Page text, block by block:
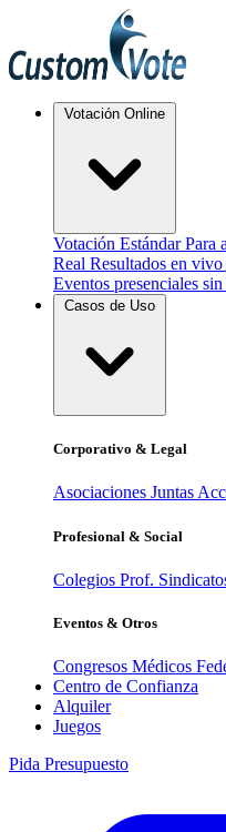
Votación Online
Votación Estándar Para
Real Resultados en
Eventos presenciales
Casos de Uso
Corporativo & Legal
Asociaciones Juntas
Profesional & Social
Colegios Prof.
Eventos & Otros
Congresos Médicos
Centro de Confianza
Alquiler
Juegos
Pida Presupuesto